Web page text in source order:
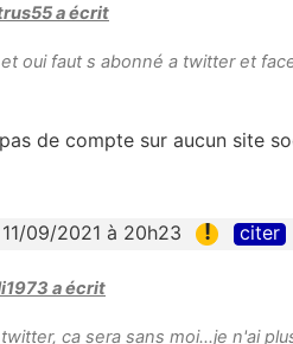
a écrit
et oui faut s abonné a twitter et
de compte sur aucun site
09/2021 à 20h23 ! citer
a écrit
twitter, ca sera sans moi...je n'ai